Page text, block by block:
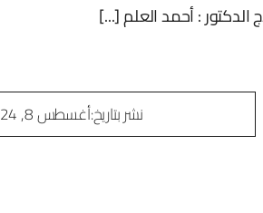
: أحمد العلم [...]
نشر بتاريخ:أغسطس 8, 2024